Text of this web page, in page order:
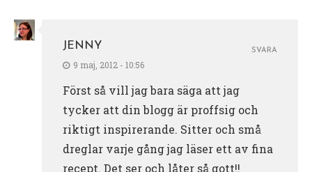
JENNY
9 maj, 2012 - 10:56
Först så vill jag bara säga att jag
tycker att din blogg är proffsig och
riktigt inspirerande. Sitter och små
dreglar varje gång jag läser ett av fina
recept. Det ser och låter så gott!!
SVARA